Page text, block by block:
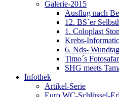
Galerie-2015
Ausflug nach
12. BS´er
1. Coloplast
Krebs-
6. Nds- Wundtag
Timo´s
SHG meets
Infothek
Artikel-Serie
Euro WC-Schlüssel-